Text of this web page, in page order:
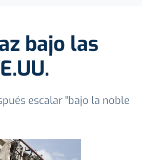
bajo las
escalar "bajo la noble